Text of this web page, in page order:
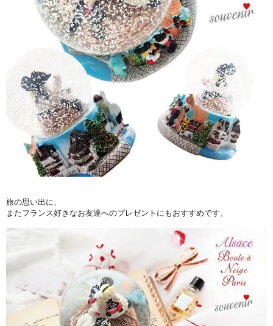
旅の思い出に、
またフランス好きなお友達へのプレゼントにもおすすめです。